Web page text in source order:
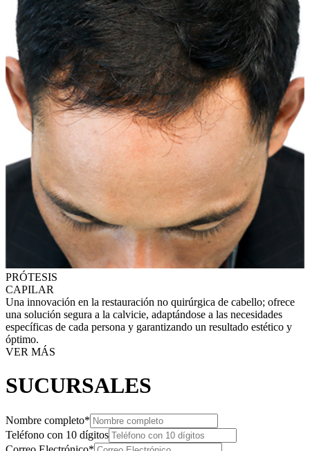
PRÓTESIS
CAPILAR
Una innovación en la restauración no quirúrgica de cabello; ofrece
una solución segura a la calvicie, adaptándose a las necesidades
específicas de cada persona y garantizando un resultado estético y
óptimo.
VER MÁS
SUCURSALES
Nombre completo*
Teléfono con 10 dígitos